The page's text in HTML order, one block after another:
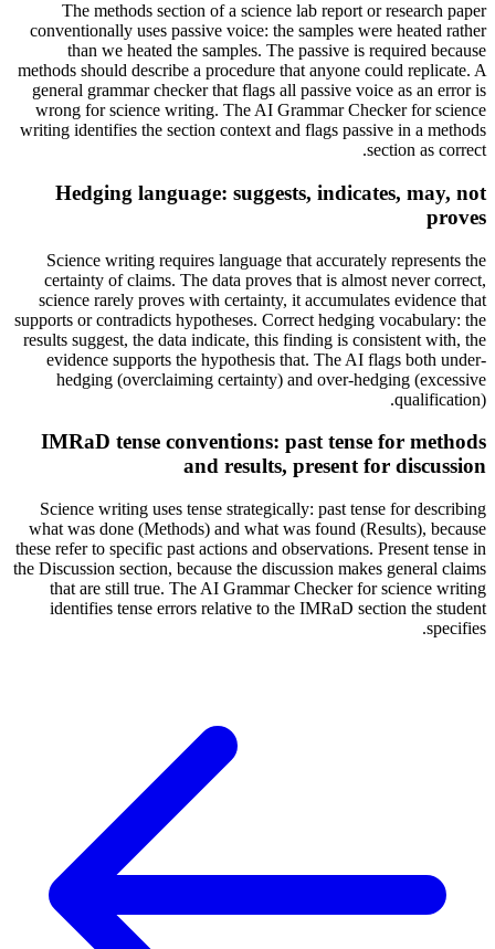
The methods section of a science lab report or research paper
conventionally uses passive voice: the samples were heated rather
than we heated the samples. The passive is required because
methods should describe a procedure that anyone could replicate. A
general grammar checker that flags all passive voice as an error is
wrong for science writing. The AI Grammar Checker for science
writing identifies the section context and flags passive in a methods
section as correct.
Hedging language: suggests, indicates, may, not
proves
Science writing requires language that accurately represents the
certainty of claims. The data proves that is almost never correct,
science rarely proves with certainty, it accumulates evidence that
supports or contradicts hypotheses. Correct hedging vocabulary: the
results suggest, the data indicate, this finding is consistent with, the
evidence supports the hypothesis that. The AI flags both under-
hedging (overclaiming certainty) and over-hedging (excessive
qualification).
IMRaD tense conventions: past tense for methods
and results, present for discussion
Science writing uses tense strategically: past tense for describing
what was done (Methods) and what was found (Results), because
these refer to specific past actions and observations. Present tense in
the Discussion section, because the discussion makes general claims
that are still true. The AI Grammar Checker for science writing
identifies tense errors relative to the IMRaD section the student
specifies.